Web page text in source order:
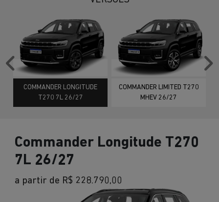
COMMANDER LONGITUDE
T270 7L 26/27
COMMANDER LIMITED T270
MHEV 26/27
Anterior
Commander Longitude T270
7L 26/27
a partir de R$ 228.790,00